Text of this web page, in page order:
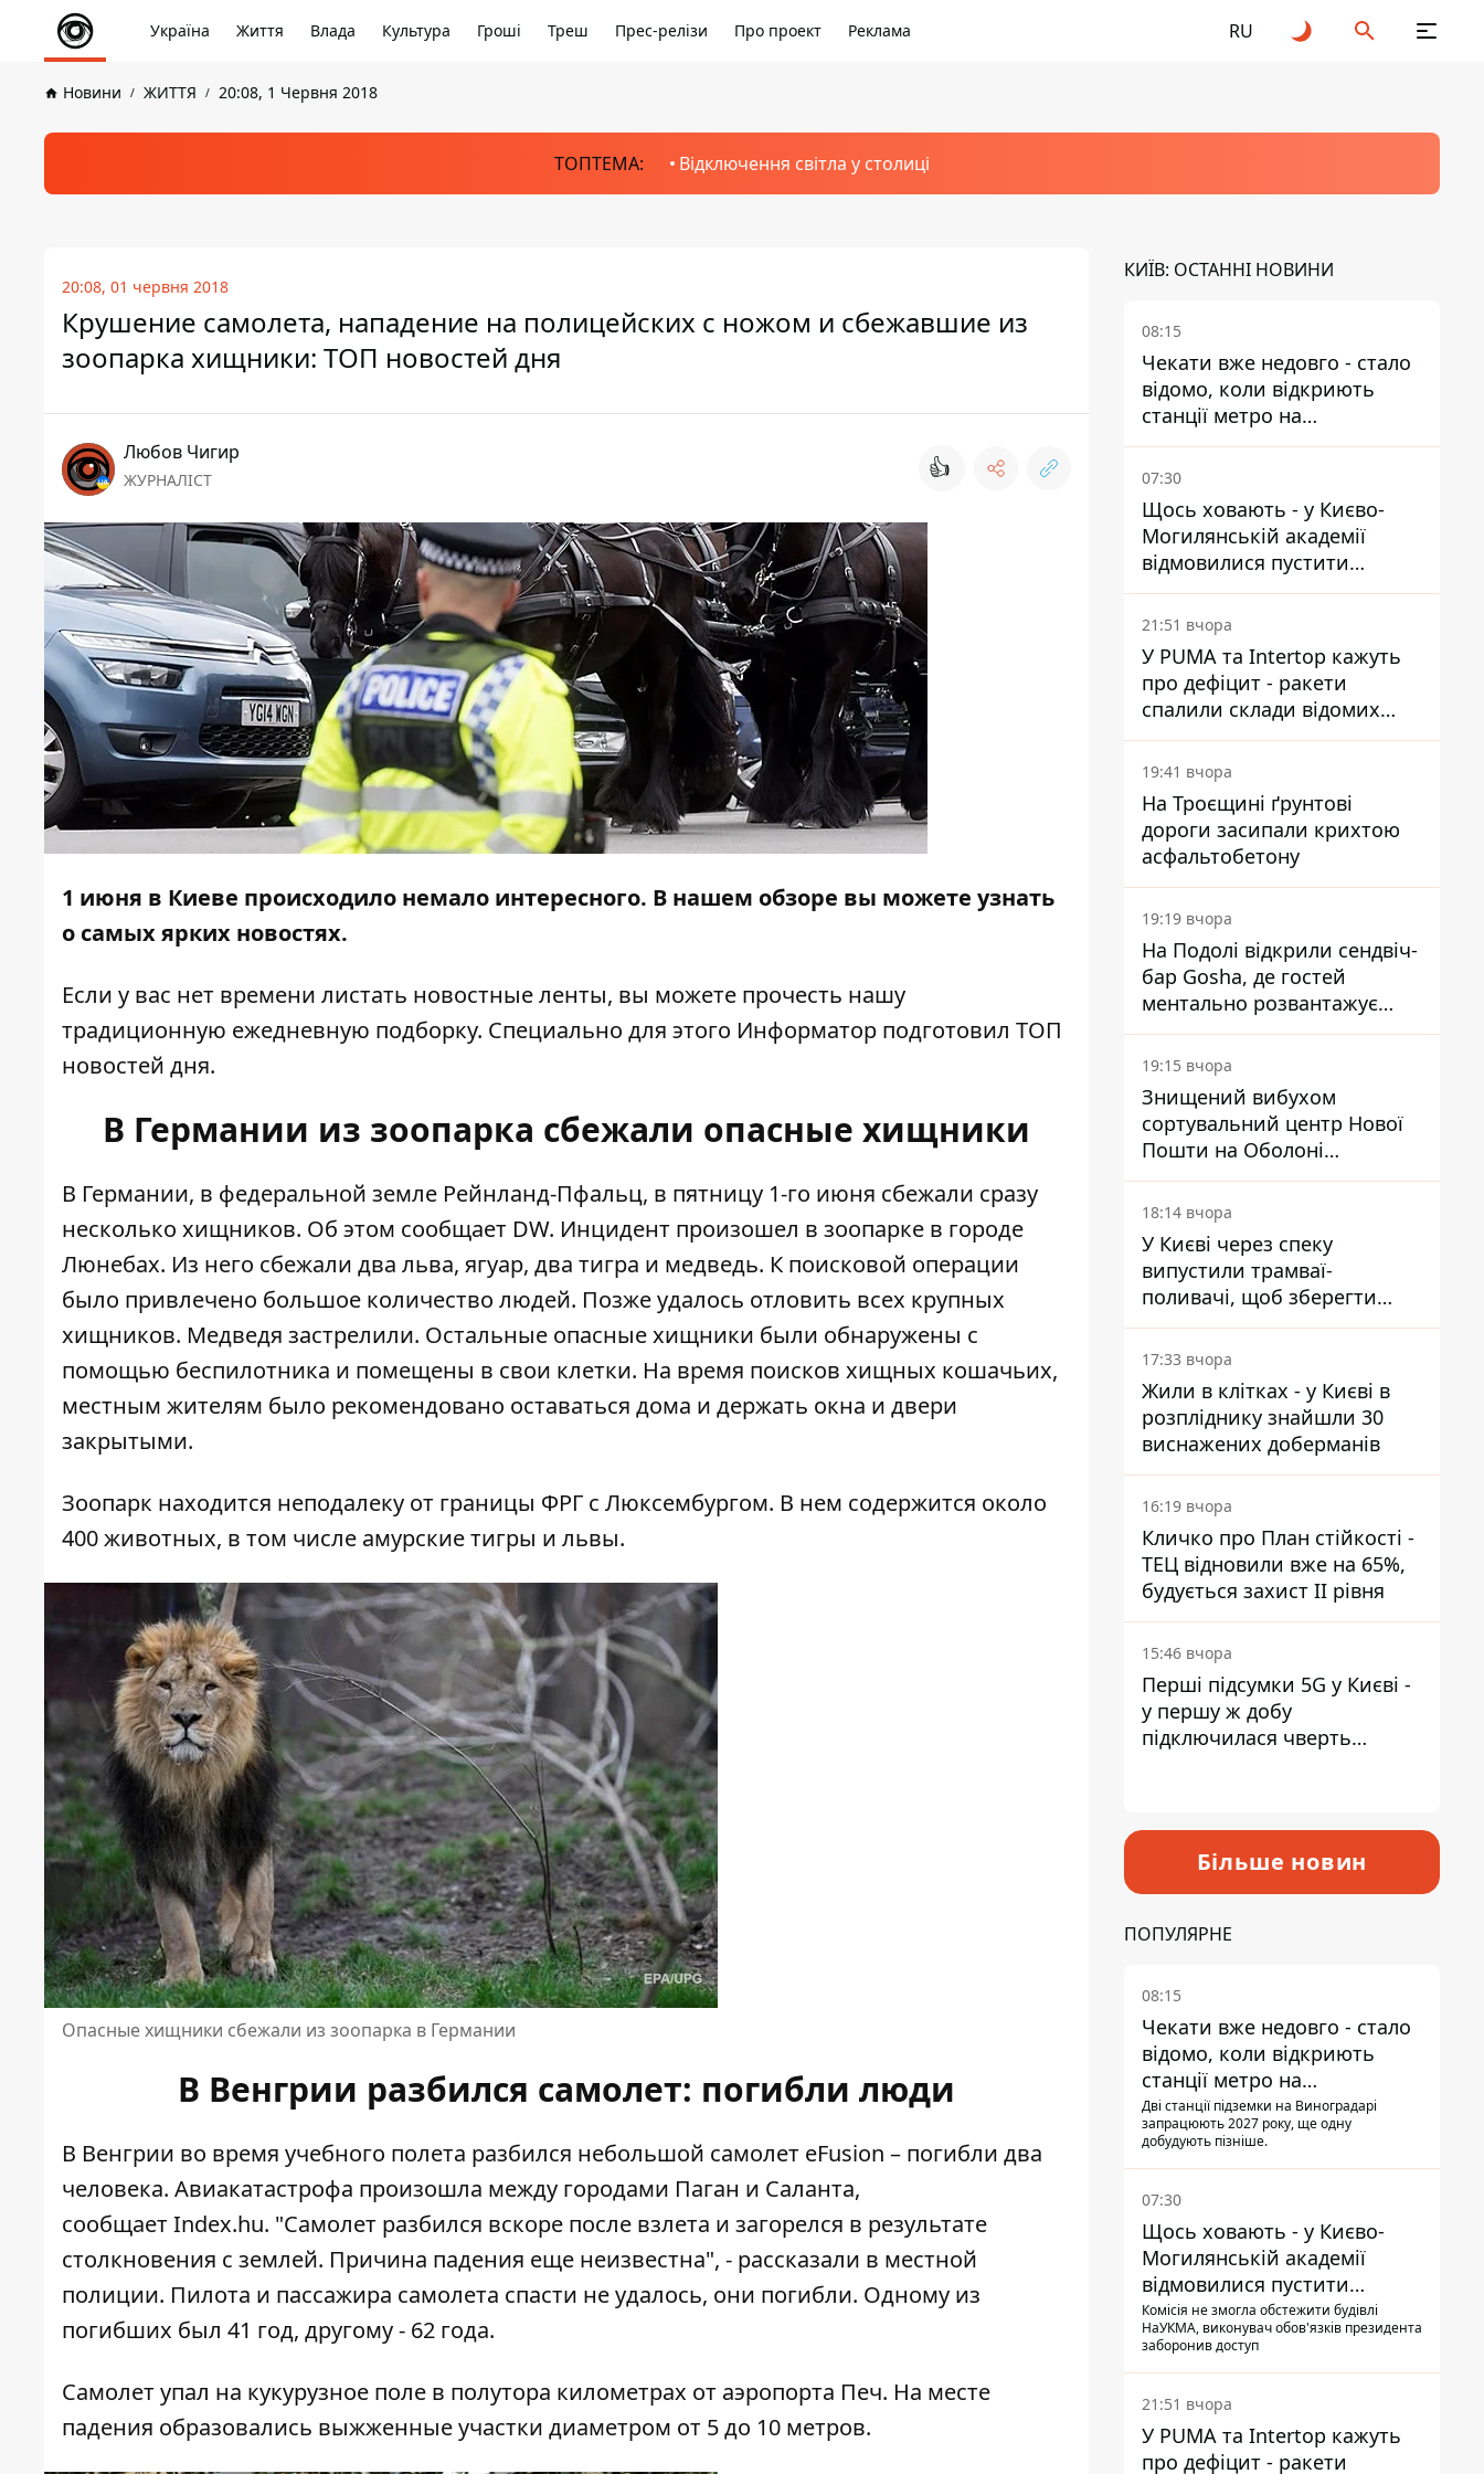
Україна Життя Влада Культура Гроші Треш Прес-релізи Про проект Реклама RU
Новини ЖИТТЯ 20:08, 1 Червня 2018
ТОПТЕМА: Відключення світла у столиці
20:08, 01 червня 2018
Крушение самолета, нападение на полицейских с ножом и сбежавшие из
зоопарка хищники: ТОП новостей дня
Любов Чигир
ЖУРНАЛІСТ 👍
1 июня в Киеве происходило немало интересного. В нашем обзоре вы можете узнать
о самых ярких новостях.
Если у вас нет времени листать новостные ленты, вы можете прочесть нашу
традиционную ежедневную подборку. Специально для этого Информатор подготовил ТОП
новостей дня.
В Германии из зоопарка сбежали опасные хищники
В Германии, в федеральной земле Рейнланд-Пфальц, в пятницу 1-го июня сбежали сразу
несколько хищников. Об этом сообщает DW. Инцидент произошел в зоопарке в городе
Люнебах. Из него сбежали два льва, ягуар, два тигра и медведь. К поисковой операции
было привлечено большое количество людей. Позже удалось отловить всех крупных
хищников. Медведя застрелили. Остальные опасные хищники были обнаружены с
помощью беспилотника и помещены в свои клетки. На время поисков хищных кошачьих,
местным жителям было рекомендовано оставаться дома и держать окна и двери
закрытыми.
Зоопарк находится неподалеку от границы ФРГ с Люксембургом. В нем содержится около
400 животных, в том числе амурские тигры и львы.
Опасные хищники сбежали из зоопарка в Германии
В Венгрии разбился самолет: погибли люди
В Венгрии во время учебного полета разбился небольшой самолет eFusion – погибли два
человека. Авиакатастрофа произошла между городами Паган и Саланта,
сообщает Index.hu. "Самолет разбился вскоре после взлета и загорелся в результате
столкновения с землей. Причина падения еще неизвестна", - рассказали в местной
полиции. Пилота и пассажира самолета спасти не удалось, они погибли. Одному из
погибших был 41 год, другому - 62 года.
Самолет упал на кукурузное поле в полутора километрах от аэропорта Печ. На месте
падения образовались выжженные участки диаметром от 5 до 10 метров.
КИЇВ: ОСТАННІ НОВИНИ
08:15
Чекати вже недовго - стало
відомо, коли відкриють
станції метро на
Виноградарі
07:30
Щось ховають - у Києво-
Могилянській академії
відмовилися пустити
комісію з охорони пам'яток
на територію
21:51 вчора
У PUMA та Intertop кажуть
про дефіцит - ракети
спалили склади відомих
брендів
19:41 вчора
На Троєщині ґрунтові
дороги засипали крихтою
асфальтобетону
19:19 вчора
На Подолі відкрили сендвіч-
бар Gosha, де гостей
ментально розвантажує
акула
19:15 вчора
Знищений вибухом
сортувальний центр Нової
Пошти на Оболоні
запрацював - видають
посилки
18:14 вчора
У Києві через спеку
випустили трамваї-
поливачі, щоб зберегти
рейки від деформації
17:33 вчора
Жили в клітках - у Києві в
розпліднику знайшли 30
виснажених доберманів
16:19 вчора
Кличко про План стійкості -
ТЕЦ відновили вже на 65%,
будується захист ІІ рівня
15:46 вчора
Перші підсумки 5G у Києві -
у першу ж добу
підключилася чверть
Більше новин
ПОПУЛЯРНЕ
08:15
Чекати вже недовго - стало
відомо, коли відкриють
станції метро на
Виноградарі
Дві станції підземки на Виноградарі
запрацюють 2027 року, ще одну
добудують пізніше.
07:30
Щось ховають - у Києво-
Могилянській академії
відмовилися пустити
комісію з охорони пам'яток
на територію
Комісія не змогла обстежити будівлі
НаУКМА, виконувач обов'язків президента
заборонив доступ
21:51 вчора
У PUMA та Intertop кажуть
про дефіцит - ракети